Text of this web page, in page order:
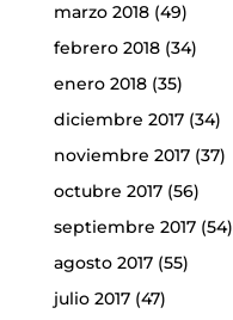
marzo 2018(49)
febrero 2018(34)
enero 2018(35)
diciembre 2017(34)
noviembre 2017(37)
octubre 2017(56)
septiembre 2017(54)
agosto 2017(55)
julio 2017(47)